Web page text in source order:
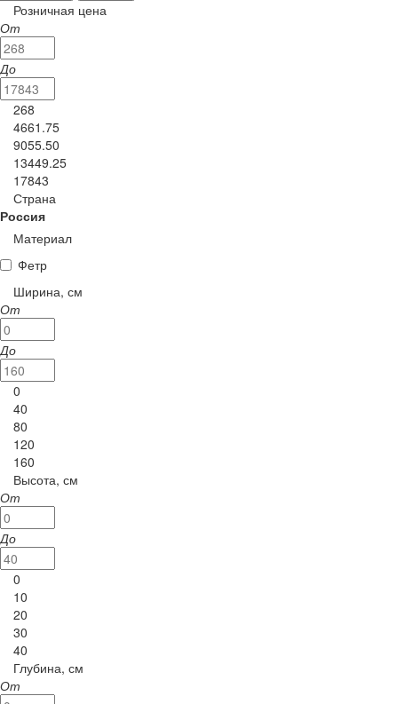
Розничная цена
От
До
268
4661.75
9055.50
13449.25
17843
Страна
Россия
Материал
Фетр
Ширина, см
От
До
0
40
80
120
160
Высота, см
От
До
0
10
20
30
40
Глубина, см
От